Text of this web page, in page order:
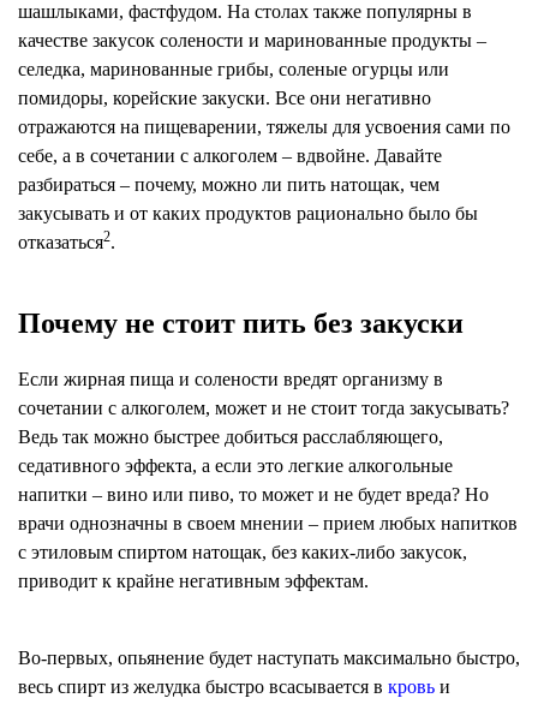
шашлыками, фастфудом. На столах также популярны в
качестве закусок солености и маринованные продукты –
селедка, маринованные грибы, соленые огурцы или
помидоры, корейские закуски. Все они негативно
отражаются на пищеварении, тяжелы для усвоения сами по
себе, а в сочетании с алкоголем – вдвойне. Давайте
разбираться – почему, можно ли пить натощак, чем
закусывать и от каких продуктов рационально было бы
отказаться2.
Почему не стоит пить без закуски
Если жирная пища и солености вредят организму в
сочетании с алкоголем, может и не стоит тогда закусывать?
Ведь так можно быстрее добиться расслабляющего,
седативного эффекта, а если это легкие алкогольные
напитки – вино или пиво, то может и не будет вреда? Но
врачи однозначны в своем мнении – прием любых напитков
с этиловым спиртом натощак, без каких-либо закусок,
приводит к крайне негативным эффектам.
Во-первых, опьянение будет наступать максимально быстро,
весь спирт из желудка быстро всасывается в кровь и